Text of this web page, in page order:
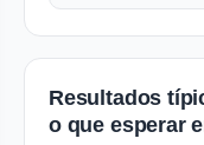
Resultados
o que esperar